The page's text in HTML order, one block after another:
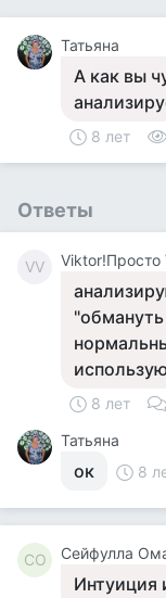
Татьяна
А как вы
8 лет
Ответы
VV Viktor!Просто
8 лет
Татьяна
ок 8
СО Сейфулла
Интуиция